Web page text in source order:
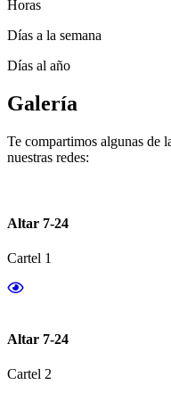
Horas
Días a la semana
Días al año
Galería
Te compartimos algunas de
nuestras redes:
Altar 7-24
Cartel 1
Altar 7-24
Cartel 2